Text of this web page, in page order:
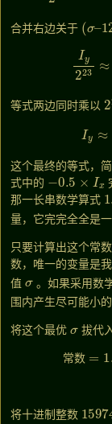
合并右边关于
(σ127
Iy
等式两边同时乘以
2
这个最终的等式，
式中的
−0.5×Ix
那一长串数学算式
量，它完完全全是一
只要计算出这个常
数，唯一的变量是
值
σ
。如果采用数
围内产生尽可能小
将这个最优
拔代
常数
将十进制整数